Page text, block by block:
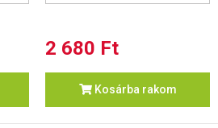
2 680 Ft
Kosárba rakom